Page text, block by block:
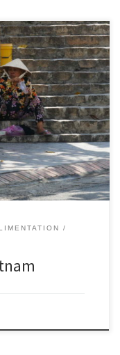
beaucoup de
sur leur épaule à
extrémité, ou sur leur
tirent ou poussent.